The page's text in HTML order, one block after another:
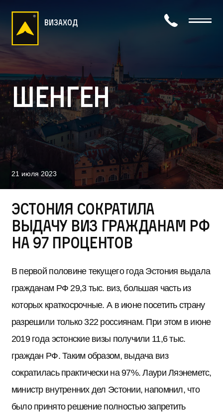
визаход
Шенген
21 июля 2023
Эстония сократила
выдачу виз гражданам РФ
на 97 процентов
В первой половине текущего года Эстония выдала
гражданам РФ 29,3 тыс. виз, большая часть из
которых краткосрочные. А в июне посетить страну
разрешили только 322 россиянам. При этом в июне
2019 года эстонские визы получили 11,6 тыс.
граждан РФ. Таким образом, выдача виз
сократилась практически на 97%. Лаури Ляэнеметс,
министр внутренних дел Эстонии, напомнил, что
было принято решение полностью запретить